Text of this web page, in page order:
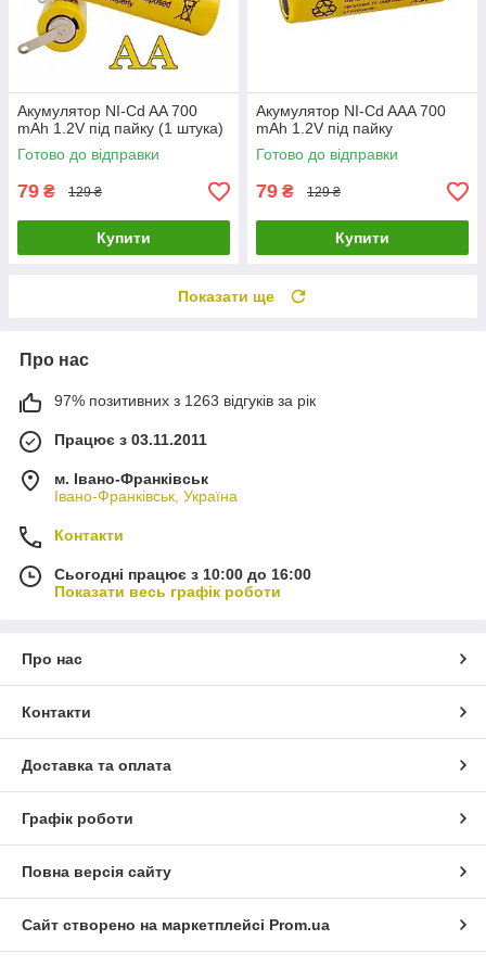
Акумулятор NI-Cd AA 700
mAh 1.2V під пайку (1 штука)
Готово до відправки
79 ₴ 129 ₴
Купити
Акумулятор NI-Cd AAA 700
mAh 1.2V під пайку
Готово до відправки
79 ₴ 129 ₴
Купити
Показати ще
Про нас
97% позитивних з 1263 відгуків за рік
Працює з 03.11.2011
м. Івано-Франківськ
Івано-Франківськ, Україна
Контакти
Сьогодні працює з 10:00 до 16:00
Показати весь графік роботи
Про нас
Контакти
Доставка та оплата
Графік роботи
Повна версія сайту
Сайт створено на маркетплейсі Prom.ua